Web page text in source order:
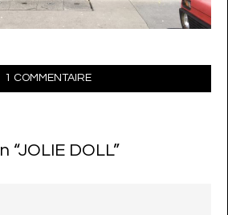
1 COMMENTAIRE
“JOLIE DOLL”